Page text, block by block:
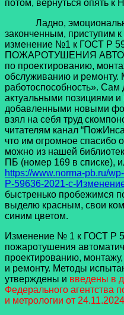
потом, вернуться опять
Ладно, эмоциональное
законченным, приступим
изменение №1 к ГОСТ Р
ПОЖАРОТУШЕНИЯ
по проектированию,
обслуживанию и ремонту.
работоспособность».
актуальными позициями и
добавленными новыми
взял на себя труд
читателям канал
что им огромное спасибо
можно из нашей
ПБ (номер 169 в списке),
https://www.norma-pb.ru/
Р-59636-2021-с-
быстренько пробежимся
выделю красным, свои
синим цветом.
Изменение № 1 к ГОСТ Р
пожаротушения
проектированию,
и ремонту. Методы
утверждены и введены в
Федерального агентства
и метрологии от